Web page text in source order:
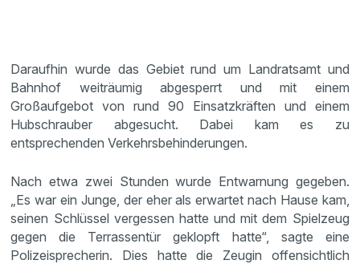
Daraufhin wurde das Gebiet rund um Landratsamt und
Bahnhof weiträumig abgesperrt und mit einem
Großaufgebot von rund 90 Einsatzkräften und einem
Hubschrauber abgesucht. Dabei kam es zu
entsprechenden Verkehrsbehinderungen.
Nach etwa zwei Stunden wurde Entwarnung gegeben.
„Es war ein Junge, der eher als erwartet nach Hause kam,
seinen Schlüssel vergessen hatte und mit dem Spielzeug
gegen die Terrassentür geklopft hatte“, sagte eine
Polizeisprecherin. Dies hatte die Zeugin offensichtlich